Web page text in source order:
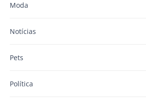
Moda
Notícias
Pets
Política